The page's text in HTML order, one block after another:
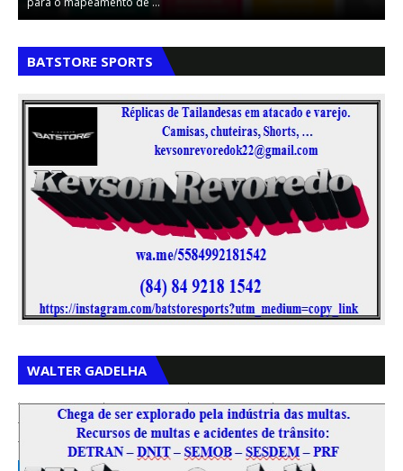
BATSTORE SPORTS
WALTER GADELHA